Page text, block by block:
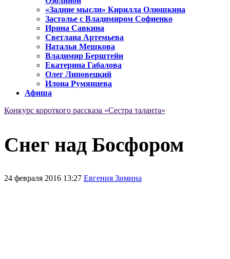
«Задние мысли» Кирилла Олюшкина
Застолье с Владимиром Софиенко
Ирина Савкина
Светлана Артемьева
Наталья Мешкова
Владимир Берштейн
Екатерина Габалова
Олег Липовецкий
Илона Румянцева
Афиша
Конкурс короткого рассказа «Сестра таланта»
Снег над Босфором
24 февраля 2016 13:27 Евгения Зимина